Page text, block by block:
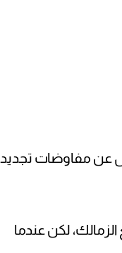
عن مفاوضات تجديد
لكن عندما